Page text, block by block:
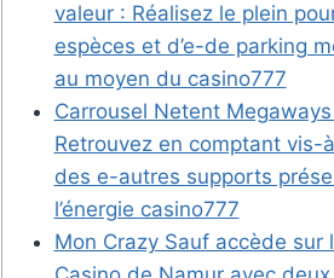
valeur : Réalisez le plein
espèces et d’e-de parking
au moyen du casino777
Carrousel Netent
Retrouvez en comptant vis-
des e-autres supports
l’énergie casino777
Mon Crazy Sauf accède sur